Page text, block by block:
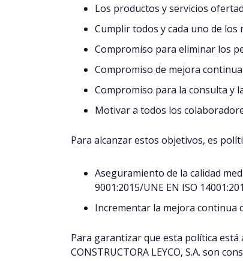
Los productos y servicios
Cumplir todos y cada uno de
Compromiso para eliminar los
Compromiso de mejora
Compromiso para la consulta y
Motivar a todos los
Para alcanzar estos objetivos, es
Aseguramiento de la calidad
9001:2015/UNE EN ISO
Incrementar la mejora continua
Para garantizar que esta política
CONSTRUCTORA LEYCO, S.A. son